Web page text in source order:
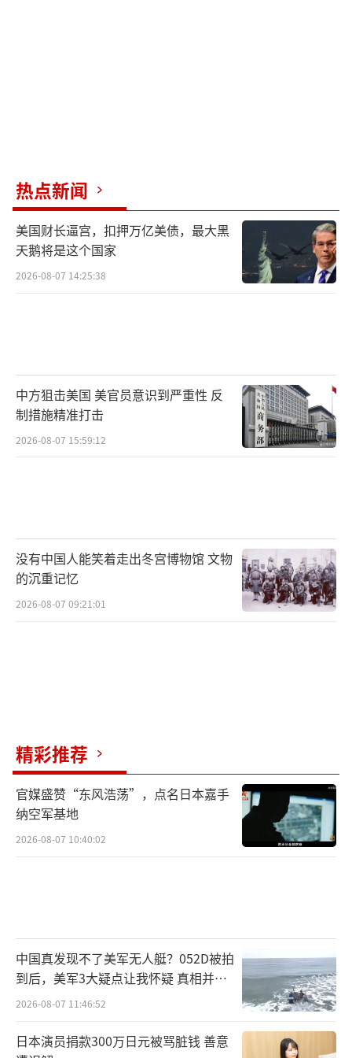
热点新闻
美国财长逼宫，扣押万亿美债，最大黑
天鹅将是这个国家
2026-08-07 14:25:38
中方狙击美国 美官员意识到严重性 反
制措施精准打击
2026-08-07 15:59:12
没有中国人能笑着走出冬宫博物馆 文物
的沉重记忆
2026-08-07 09:21:01
精彩推荐
官媒盛赞“东风浩荡”，点名日本嘉手
纳空军基地
2026-08-07 10:40:02
中国真发现不了美军无人艇？052D被拍
到后，美军3大疑点让我怀疑 真相并非
如此
2026-08-07 11:46:52
日本演员捐款300万日元被骂脏钱 善意